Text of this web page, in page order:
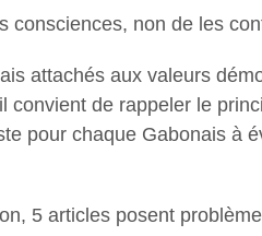
consciences, non de les
attachés aux valeurs
de rappeler le
pour chaque Gabonais à
5 articles posent